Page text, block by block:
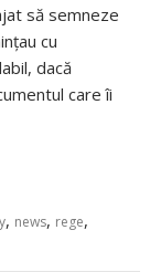
să semneze
cu
dacă
care îi
, news, rege,